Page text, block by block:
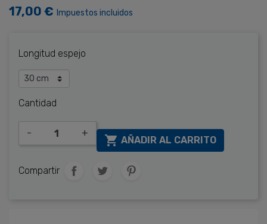
17,00 € Impuestos incluidos
Longitud espejo
Cantidad
- +
 AÑADIR AL CARRITO
Compartir